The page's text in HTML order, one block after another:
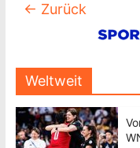
← Zurück
Weltweit